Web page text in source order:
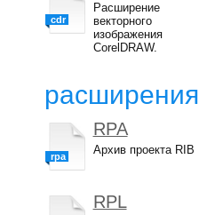
cdr
Расширение
векторного
изображения
CorelDRAW.
расширения
rpa
RPA
Архив проекта RIB
RPL